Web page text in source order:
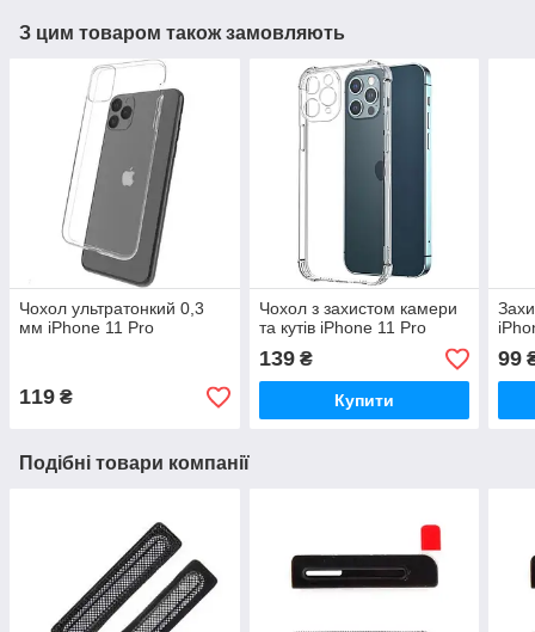
З цим товаром також замовляють
Чохол ультратонкий 0,3
мм iPhone 11 Pro
119 ₴
Чохол з захистом камери
та кутів iPhone 11 Pro
139₴
Купити
99
Подібні товари компанії